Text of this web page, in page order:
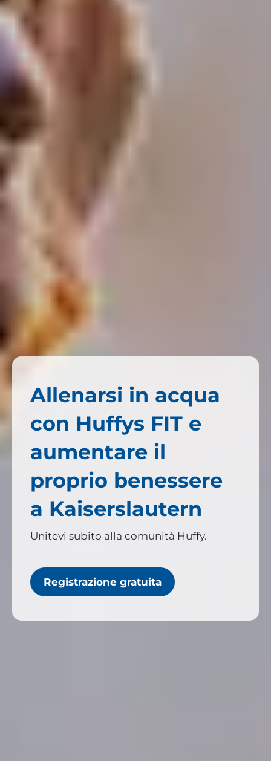
Allenarsi in acqua
con Huffys FIT e
aumentare il
proprio benessere
a Kaiserslautern
Unitevi subito alla comunità Huffy.
Registrazione gratuita